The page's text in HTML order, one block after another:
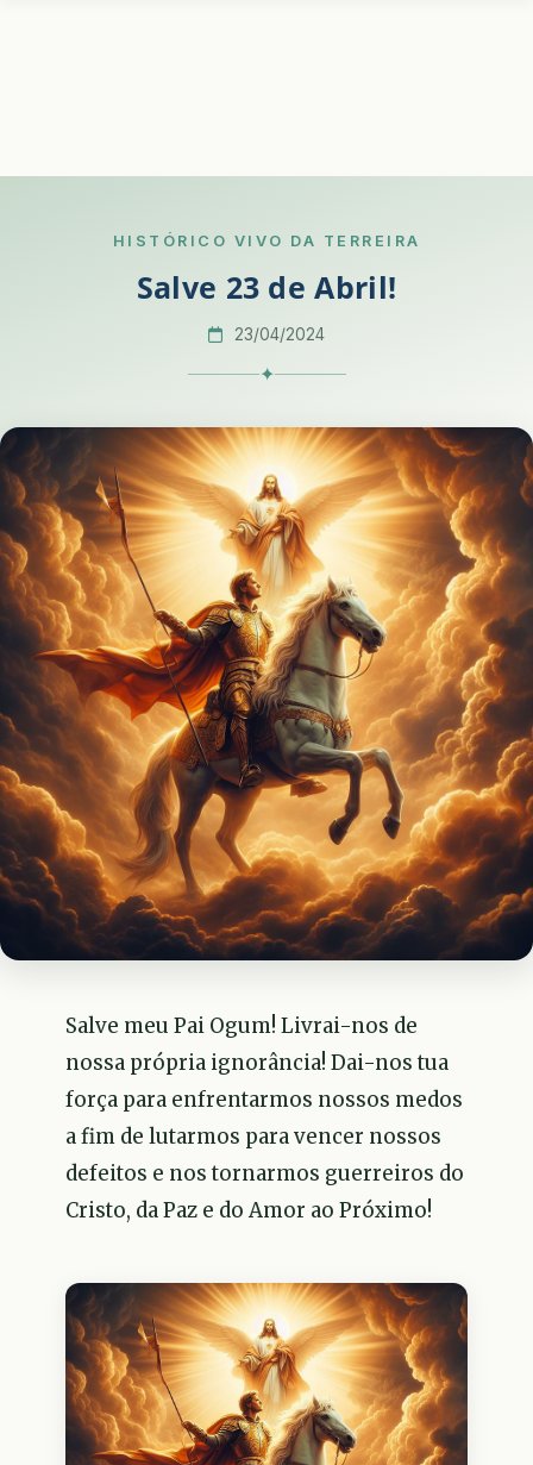
HISTÓRICO VIVO DA TERREIRA
Salve 23 de Abril!
23/04/2024
✦
Salve meu Pai Ogum! Livrai-nos de
nossa própria ignorância! Dai-nos tua
força para enfrentarmos nossos medos
a fim de lutarmos para vencer nossos
defeitos e nos tornarmos guerreiros do
Cristo, da Paz e do Amor ao Próximo!